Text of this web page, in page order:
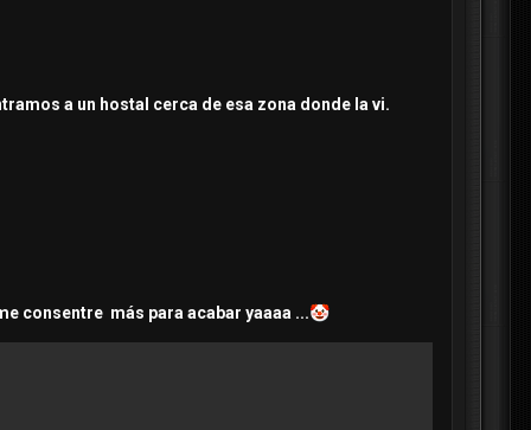
a un hostal cerca de esa zona donde la vi.
consentre más para acabar yaaaa ...🤡